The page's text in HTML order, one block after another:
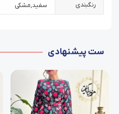
رنگبندی سفید,مشکی
ست پیشنهادی